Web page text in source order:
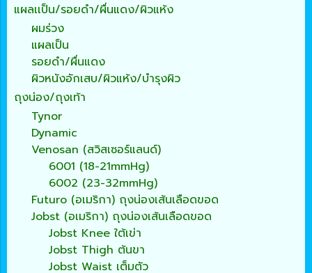
แผลเเป็น/รอยดำ/ผื่นแดง/ผิวแห้ง
ผมร่วง
แผลเป็น
รอยดำ/ผื่นแดง
ผิวหนังอักเสบ/ผิวแห้ง/บำรุงผิว
ถุงน่อง/ถุงเท้า
Tynor
Dynamic
Venosan (สวิสเซอร์แลนด์)
6001 (18-21mmHg)
6002 (23-32mmHg)
Futuro (อเมริกา) ถุงน่องเส้นเลือดขอด
Jobst (อเมริกา) ถุงน่องเส้นเลือดขอด
Jobst Knee ใต้เข่า
Jobst Thigh ต้นขา
Jobst Waist เต็มตัว